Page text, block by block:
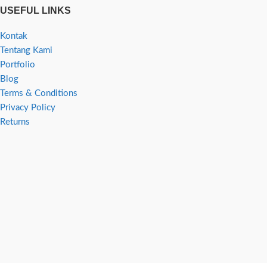
USEFUL LINKS
Kontak
Tentang Kami
Portfolio
Blog
Terms & Conditions
Privacy Policy
Returns